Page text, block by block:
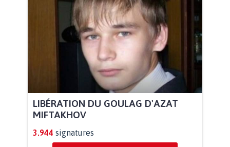
LIBÉRATION DU GOULAG D'AZAT
MIFTAKHOV
3.944 signatures